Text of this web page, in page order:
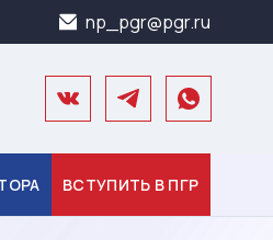
np_pgr@pgr.ru
ВСТУПИТЬ В ПГР